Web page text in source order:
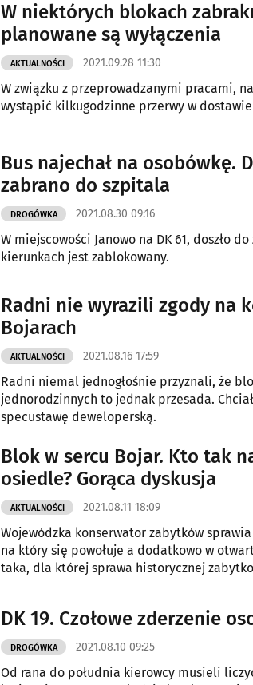
W niektórych blokach
planowane są wyłączenia
AKTUALNOŚCI 2021.09.28 11:30
W związku z przeprowadzanymi pracami,
wystąpić kilkugodzinne przerwy w dostawie
Bus najechał na osobówkę.
zabrano do szpitala
DROGÓWKA 2021.08.30 09:16
W miejscowości Janowo na DK 61, doszło
kierunkach jest zablokowany.
Radni nie wyrazili zgody na
Bojarach
AKTUALNOŚCI 2021.08.16 17:59
Radni niemal jednogłośnie przyznali, że
jednorodzinnych to jednak przesada.
specustawę deweloperską.
Blok w sercu Bojar. Kto tak
osiedle? Gorąca dyskusja
AKTUALNOŚCI 2021.08.11 18:09
Wojewódzka konserwator zabytków
na który się powołuje a dodatkowo w
taka, dla której sprawa historycznej
DK 19. Czołowe zderzenie
DROGÓWKA 2021.08.10 09:25
Od rana do południa kierowcy musieli